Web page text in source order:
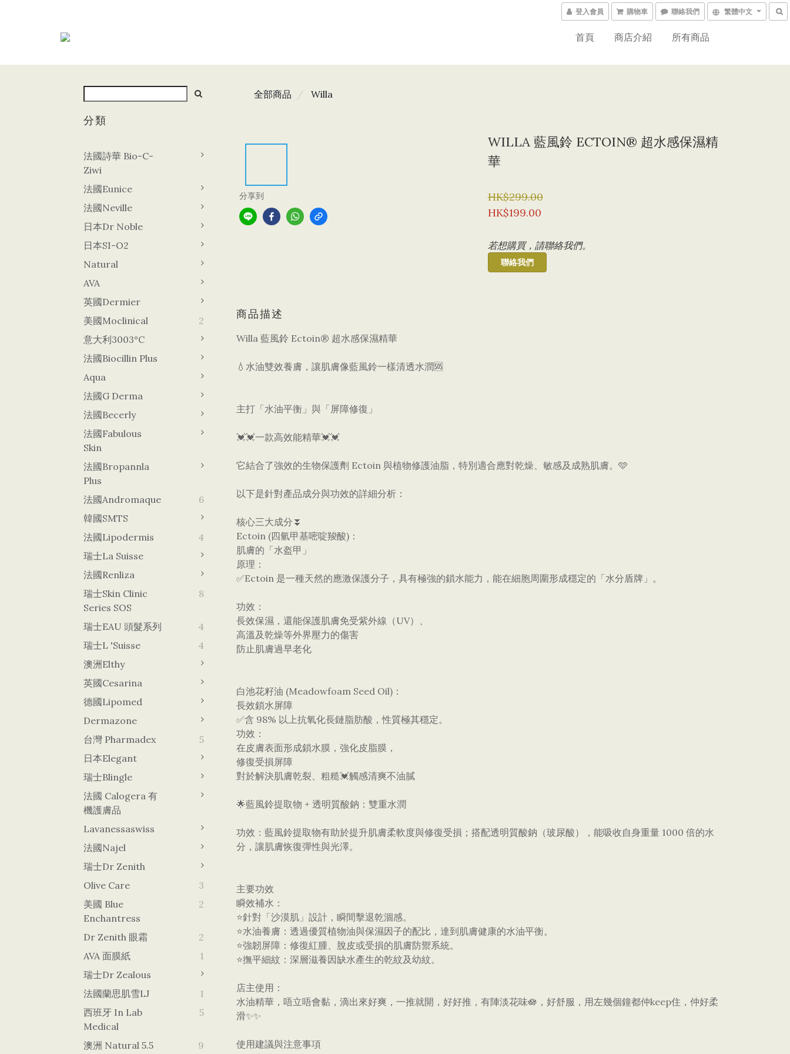
登入會員 購物車 聯絡我們 繁體中文
首頁 商店介紹 所有商品
分類
法國詩華 Bio-C-
Ziwi
法國Eunice
法國Neville
日本Dr Noble
日本SI-O2
Natural
AVA
英國Dermier
美國Moclinical
2
意大利3003°C
法國Biocillin Plus
Aqua
法國G Derma
法國Becerly
法國Fabulous
Skin
法國Bropannla
Plus
法國Andromaque
6
韓國sMTS
法國Lipodermis
4
瑞士La Suisse
法國Renliza
瑞士Skin Clinic
Series SOS
8
瑞士EAU 頭髮系列
4
瑞士L 'Suisse
4
澳洲Elthy
英國Cesarina
德國lipomed
Dermazone
台灣 Pharmadex
5
日本Elegant
瑞士Blingle
法國 Calogera 有
機護膚品
Lavanessaswiss
法國Najel
瑞士Dr Zenith
Olive Care
3
美國 Blue
Enchantress
2
Dr Zenith 眼霜
2
AVA 面膜紙
1
瑞士Dr Zealous
法國蘭思肌雪LJ
1
西班牙 In Lab
Medical
5
澳洲 Natural 5.5
9
全部商品 Willa
分享到
WILLA 藍風鈴 ECTOIN® 超水感保濕精
華
HK$299.00
HK$199.00
若想購買，請聯絡我們。
聯絡我們
商品描述
Willa 藍風鈴 Ectoin® 超水感保濕精華
💧水油雙效養膚，讓肌膚像藍風鈴一樣清透水潤🆘
主打「水油平衡」與「屏障修復」
💓💓一款高效能精華💓💓
它結合了強效的生物保護劑 Ectoin 與植物修護油脂，特別適合應對乾燥、敏感及成熟肌膚。🩵
​以下是針對產品成分與功效的詳細分析：
​核心三大成分⏬
​Ectoin (四氫甲基嘧啶羧酸)：
肌膚的「水盔甲」
​原理：
✅Ectoin 是一種天然的應激保護分子，具有極強的鎖水能力，能在細胞周圍形成穩定的「水分盾牌」。
​功效：
長效保濕，還能保護肌膚免受紫外線（UV）、
高溫及乾燥等外界壓力的傷害
防止肌膚過早老化
​白池花籽油 (Meadowfoam Seed Oil)：
長效鎖水屏障
​✅含 98% 以上抗氧化長鏈脂肪酸，性質極其穩定。
​功效：
在皮膚表面形成鎖水膜，強化皮脂膜，
修復受損屏障
對於解決肌膚乾裂、粗糙💓觸感清爽不油膩
🌟​藍風鈴提取物 + 透明質酸鈉：雙重水潤
​功效：藍風鈴提取物有助於提升肌膚柔軟度與修復受損；搭配透明質酸鈉（玻尿酸），能吸收自身重量 1000 倍的水
分，讓肌膚恢復彈性與光澤。
​主要功效
​瞬效補水：
⭐針對「沙漠肌」設計，瞬間擊退乾涸感。
⭐​水油養膚：透過優質植物油與保濕因子的配比，達到肌膚健康的水油平衡。
⭐​強韌屏障：修復紅腫、脫皮或受損的肌膚防禦系統。
⭐​撫平細紋：深層滋養因缺水產生的乾紋及幼紋。
店主使用：
水油精華，唔立唔會黏，滴出來好爽，一推就開，好好推，有陣淡花味🪷，好舒服，用左幾個鐘都仲keep住，仲好柔
滑✨✨
使用建議與注意事項